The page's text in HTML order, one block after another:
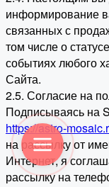
информирование
связанных с
том числе о
событиях любого
Сайта.
2.5. Согласие на
Подписываясь на
https://astro-
на рассылку от
Интернет, я
рассылку на